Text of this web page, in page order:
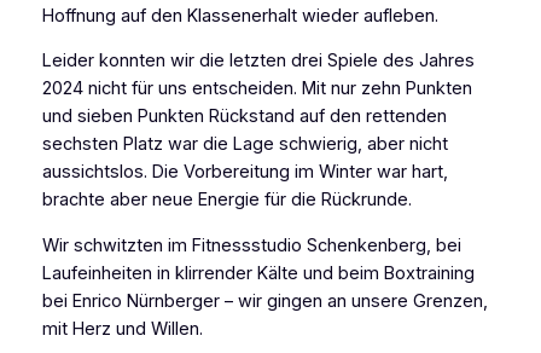
Hoffnung auf den Klassenerhalt wieder aufleben.
Leider konnten wir die letzten drei Spiele des Jahres
2024 nicht für uns entscheiden. Mit nur zehn Punkten
und sieben Punkten Rückstand auf den rettenden
sechsten Platz war die Lage schwierig, aber nicht
aussichtslos. Die Vorbereitung im Winter war hart,
brachte aber neue Energie für die Rückrunde.
Wir schwitzten im Fitnessstudio Schenkenberg, bei
Laufeinheiten in klirrender Kälte und beim Boxtraining
bei Enrico Nürnberger – wir gingen an unsere Grenzen,
mit Herz und Willen.